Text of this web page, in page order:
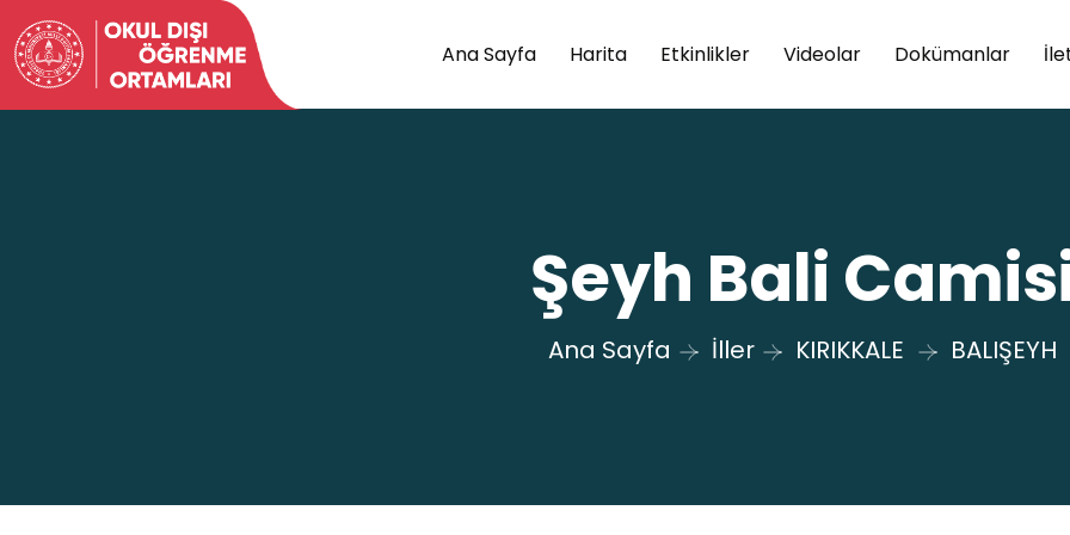
Ana Sayfa Harita Etkinlikler Videolar Dokümanlar
Şeyh Bali
Ana Sayfa İller KIRIKKALE BALIŞEYH